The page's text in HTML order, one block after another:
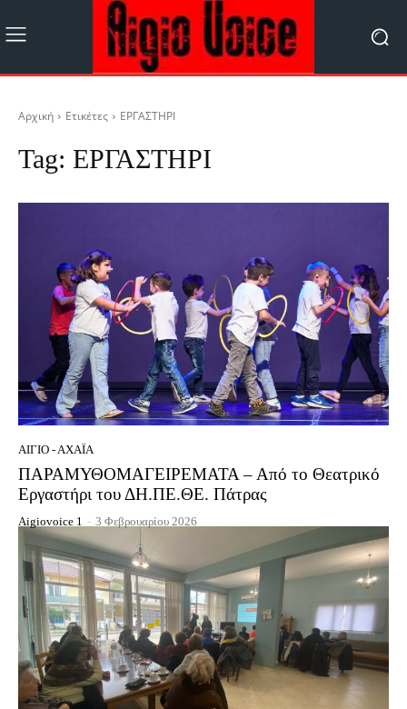
Αρχική Ετικέτες ΕΡΓΑΣΤΗΡΙ
Tag: ΕΡΓΑΣΤΗΡΙ
ΑΊΓΙΟ - ΑΧΑΪ́Α
ΠΑΡΑΜΥΘΟΜΑΓΕΙΡΕΜΑΤΑ – Από το Θεατρικό
Εργαστήρι του ΔΗ.ΠΕ.ΘΕ. Πάτρας
Aigiovoice 1 - 3 Φεβρουαρίου 2026